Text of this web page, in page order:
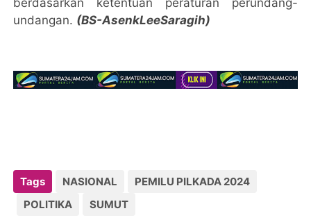
berdasarkan ketentuan peraturan perundang-
undangan. (BS-AsenkLeeSaragih)
Tags NASIONAL
PEMILU PILKADA 2024
POLITIKA
SUMUT